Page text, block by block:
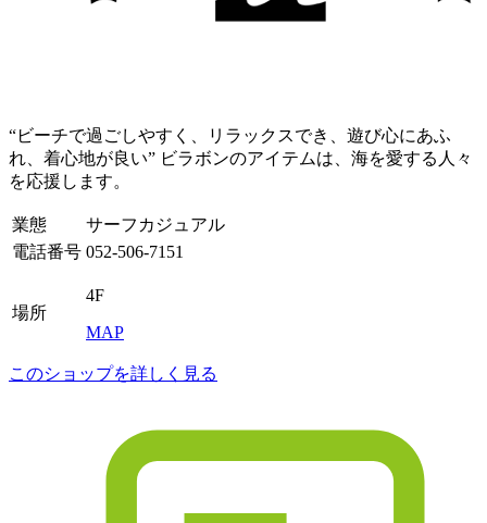
“ビーチで過ごしやすく、リラックスでき、遊び心にあふ
れ、着心地が良い” ビラボンのアイテムは、海を愛する人々
を応援します。
業態
サーフカジュアル
電話番号 052-506-7151
場所
4F
MAP
このショップを詳しく見る